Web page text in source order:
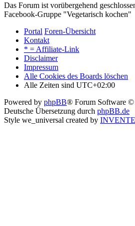
Das Forum ist vorübergehend
Facebook-Gruppe "Vegetarisch kochen"
Portal Foren-Übersicht
Kontakt
* = Affiliate-Link
Disclaimer
Impressum
Alle Cookies des Boards löschen
Alle Zeiten sind UTC+02:00
Powered by phpBB® Forum Software
Deutsche Übersetzung durch phpBB.de
Style we_universal created by